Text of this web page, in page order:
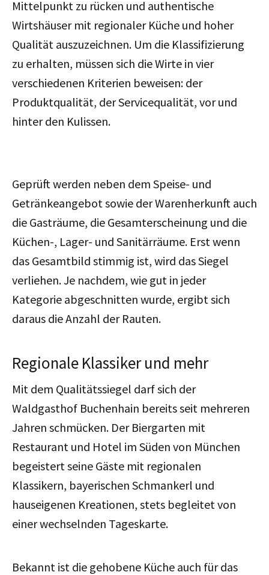
Mittelpunkt zu rücken und authentische
Wirtshäuser mit regionaler Küche und hoher
Qualität auszuzeichnen. Um die Klassifizierung
zu erhalten, müssen sich die Wirte in vier
verschiedenen Kriterien beweisen: der
Produktqualität, der Servicequalität, vor und
hinter den Kulissen.
Geprüft werden neben dem Speise- und
Getränkeangebot sowie der Warenherkunft auch
die Gasträume, die Gesamterscheinung und die
Küchen-, Lager- und Sanitärräume. Erst wenn
das Gesamtbild stimmig ist, wird das Siegel
verliehen. Je nachdem, wie gut in jeder
Kategorie abgeschnitten wurde, ergibt sich
daraus die Anzahl der Rauten.
Regionale Klassiker und mehr
Mit dem Qualitätssiegel darf sich der
Waldgasthof Buchenhain bereits seit mehreren
Jahren schmücken. Der Biergarten mit
Restaurant und Hotel im Süden von München
begeistert seine Gäste mit regionalen
Klassikern, bayerischen Schmankerl und
hauseigenen Kreationen, stets begleitet von
einer wechselnden Tageskarte.
Bekannt ist die gehobene Küche auch für das